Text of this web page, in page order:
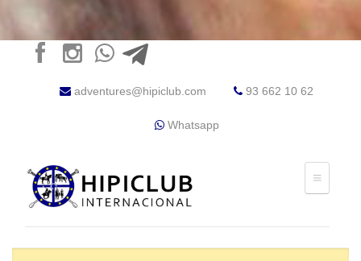
adventures@hipiclub.com 93 662 10 62
Whatsapp